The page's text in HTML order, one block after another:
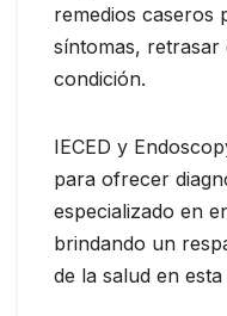
remedios caseros
síntomas, retrasar
condición.
IECED y
para ofrecer
especializado en
brindando un
de la salud en